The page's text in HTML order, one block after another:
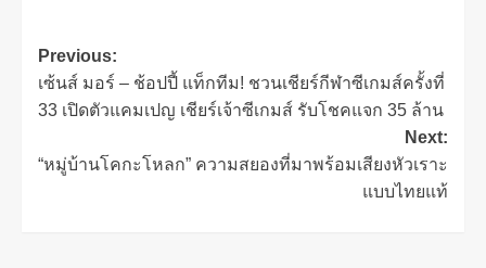
Previous:
เซ้นส์ มอร์ – ช้อปปี้ แท็กทีม! ชวนเชียร์กีฬาซีเกมส์ครั้งที่
33 เปิดตัวแคมเปญ เชียร์เจ้าซีเกมส์ รับโชคแจก 35 ล้าน
Next:
“หมู่บ้านโคกะโหลก” ความสยองที่มาพร้อมเสียงหัวเราะ
แบบไทยแท้